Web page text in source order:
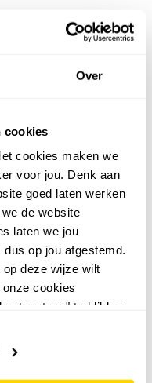
Over
cookies
cookies maken we
voor jou. Denk aan
goed laten werken
de website
laten we jou
op jou afgestemd.
deze wijze wilt
cookies
toestaan" te klikken.